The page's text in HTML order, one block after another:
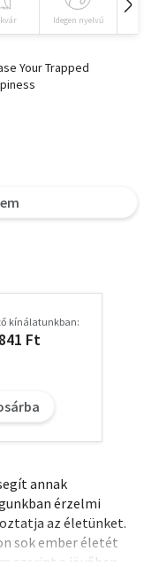
Idegen nyelvű
Your Trapped
kínálatunkban:
Ft
annak
érzelmi
az életünket.
sok ember életét
szerint a jövőben